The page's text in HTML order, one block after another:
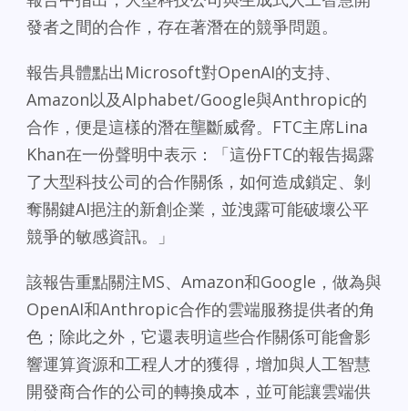
發者之間的合作，存在著潛在的競爭問題。
報告具體點出Microsoft對OpenAI的支持、
Amazon以及Alphabet/Google與Anthropic的
合作，便是這樣的潛在壟斷威脅。FTC主席Lina
Khan在一份聲明中表示：「這份FTC的報告揭露
了大型科技公司的合作關係，如何造成鎖定、剝
奪關鍵AI挹注的新創企業，並洩露可能破壞公平
競爭的敏感資訊。」
該報告重點關注MS、Amazon和Google，做為與
OpenAI和Anthropic合作的雲端服務提供者的角
色；除此之外，它還表明這些合作關係可能會影
響運算資源和工程人才的獲得，增加與人工智慧
開發商合作的公司的轉換成本，並可能讓雲端供